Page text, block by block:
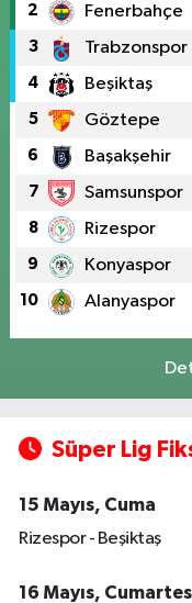
2 Fenerbahçe
3 Trabzonspor
4 Beşiktaş
5 Göztepe
6 Başakşehir
7 Samsunspor
8 Rizespor
9 Konyaspor
10 Alanyaspor
Süper Lig
15 Mayıs, Cuma
Rizespor - Beşiktaş
16 Mayıs,